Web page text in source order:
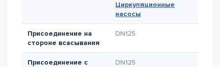
Циркуляционные
насосы
Присоединение на
стороне всасывания
DN125
Присоединение с
DN125